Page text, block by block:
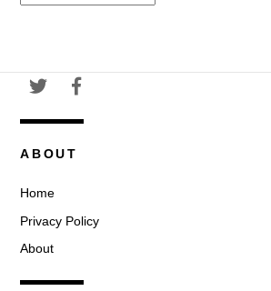
ー
ブ
ABOUT
Home
Privacy Policy
About